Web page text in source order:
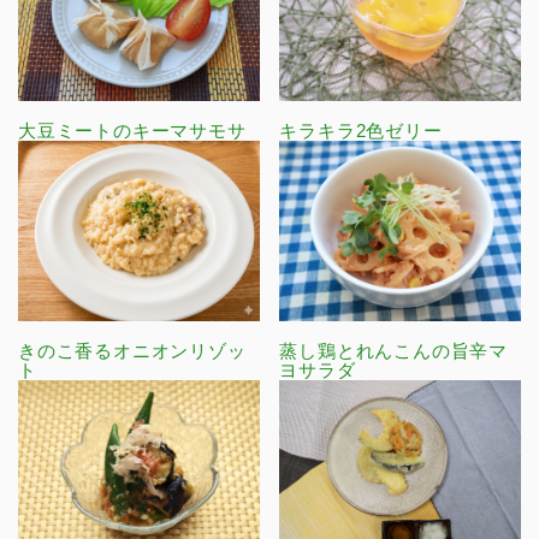
大豆ミートのキーマサモサ キラキラ2色ゼリー
きのこ香るオニオンリゾッ
ト
蒸し鶏とれんこんの旨辛マ
ヨサラダ